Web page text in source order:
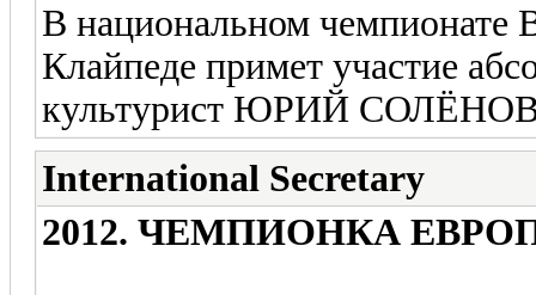
В национальном
Клайпеде примет участие
культурист ЮРИЙ
International Secretary
2012. ЧЕМПИОНКА